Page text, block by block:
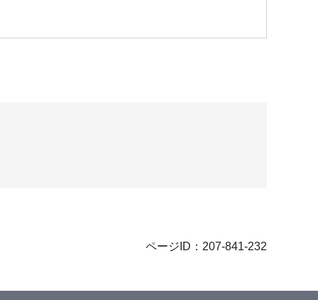
ページID：207-841-232